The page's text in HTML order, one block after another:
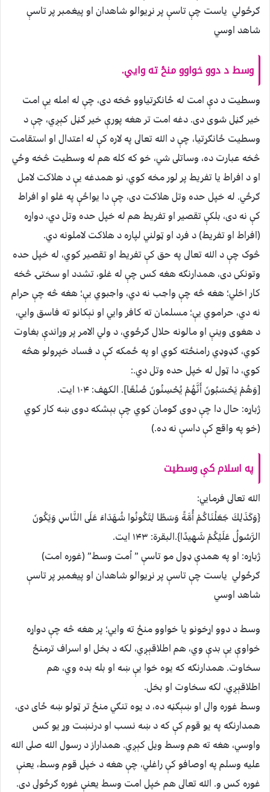
ګرځولي ياست چې تاسې پر نړيوالو شاهدان او پيغمبر پر تاسې
شاهد اوسي
وسط د دوو خواوو منځ ته وايي.
وسطيت د دې امت له ځانګړتياوو څخه دى، چې له امله يې امت
خير ګڼل شوى دى. دغه امت تر هغه پورې خير ګڼل کېږي، چې د
وسطيت ځانګړتيا، چې د الله تعالى په لاره کې له اعتدال او استقامت
څخه عبارت ده، وساتلى شي، خو که کله هم له وسطيت څخه وځي
او د افراط يا تفريط پر لور مخه کوي، نو همدغه يې د هلاکت لامل
ګرځي. له خپل حده وتل هلاکت دى، چې دا يواځې په غلو او افراط
کې نه دى، بلکې تقصير او تفريط هم له خپل حده وتل دي، دواړه
(افراط او تفريط) د فرد او ټولني لپاره د هلاکت لاملونه دي.
څوک چې د الله تعالى په حق کې تفريط او تقصير کوي، له خپل حده
وتونکى دى، همدارنګه هغه کس چې له غلو، تشدد او سختۍ څخه
کار اخلي؛ هغه څه چې واجب نه دي، واجبوي يې؛ هغه څه چې حرام
نه دي، حراموي يې؛ مسلمان ته کافر وايي او نېکانو ته فاسق وايي،
د هغوى وينې او مالونه حلال ګرځوي، د ولي الامر پر وړاندې بغاوت
کوي، ګډوډي رامنځته کوي او په ځمکه کې د فساد خپرولو هڅه
کوي، دا ټول له خپل حده وتل دي.:
[وَهُمْ يَحْسَبُونَ أَنَّهُمْ يُحْسِنُونَ صُنْعًا]. الکهف: ۱۰۴ ايت.
ژباړه: حال دا چې دوى ګومان كوي چې بېشكه دوى ښه كار كوي
(خو په واقع كې داسې نه ده.)
په اسلام کې وسطيت
الله تعالى فرمايي:
{وَكَذَلِكَ جَعَلْنَاكُمْ أُمَّةً وَسَطًا لِتَكُونُوا شُهَدَاءَ عَلَى النَّاسِ وَيَكُونَ
الرَّسُولُ عَلَيْكُمْ شَهِيدًا}.البقرة: ۱۴۳ ايت.
ژباړه: او په همدې ډول مو تاسې ” اُمت وسط” (غوره امت)
ګرځولي ياست چې تاسې پر نړيوالو شاهدان او پيغمبر پر تاسې
شاهد اوسي
وسط د دوو اړخونو يا خواوو منځ ته وايي؛ پر هغه څه چې دواړه
خواوې يې بدې وي، هم اطلاقېږي، لکه د بخل او اسراف ترمنځ
سخاوت. همدارنګه که يوه خوا يې ښه او بله بده وي، هم
اطلاقېږي، لکه سخاوت او بخل.
وسط غوره والى او ښېګڼه ده، د يوه تنګي منځ تر ټولو ښه ځاى دى،
همدارنګه په يو قوم کې که د ښه نسب او درنښت وړ يو کس
واوسي، هغه ته هم وسط ويل کېږي. همداراز د رسول الله صلى الله
عليه وسلم په اوصافو کې راغلي، چې هغه د خپل قوم وسط، يعنې
غوره کس و. الله تعالى هم خپل امت وسط يعنې غوره ګرځولى دى.